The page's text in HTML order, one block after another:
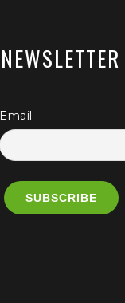
NEWSLETTER
Email